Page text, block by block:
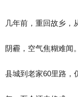
几年前，重回故乡，
阴霾，空气焦糊难闻
县城到老家60里路，